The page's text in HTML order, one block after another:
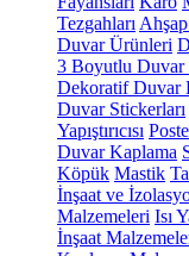
Tezgahları
Duvar Ürünleri
3 Boyutlu Duvar
Dekoratif Duvar
Duvar Stickerları
Yapıştırıcısı
Duvar Kaplama
Köpük Mastik
İnşaat ve
Malzemeleri Isı
İnşaat